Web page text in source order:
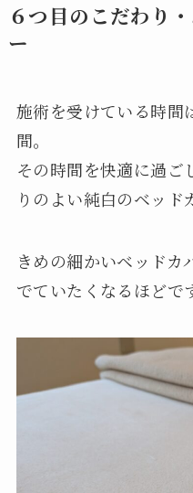
６つ目のこだわり
ー
施術を受けている時間
間。
その時間を快適に過ご
りのよい純白のベッド
きめの細かいベッドカ
でていたくなるほどで